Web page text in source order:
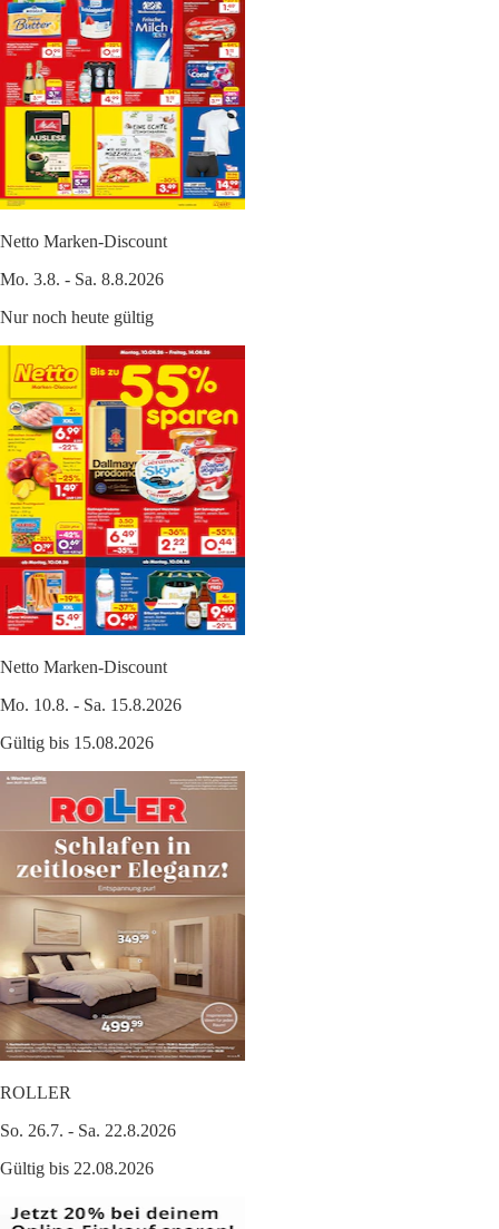
Netto Marken-Discount
Mo. 3.8. - Sa. 8.8.2026
Nur noch heute gültig
Netto Marken-Discount
Mo. 10.8. - Sa. 15.8.2026
Gültig bis 15.08.2026
ROLLER
So. 26.7. - Sa. 22.8.2026
Gültig bis 22.08.2026